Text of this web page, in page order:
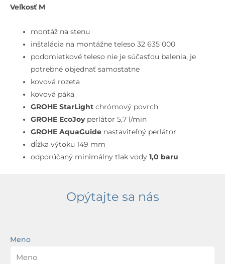
pod
otvorová
inštalácia,
supersteel
Veľkosť M
montáž na stenu
inštalácia na montážne teleso 32 635 000
podomietkové teleso nie je súčasťou balenia, je
potrebné objednať samostatne
kovová rozeta
kovová páka
GROHE StarLightchrómový povrch
GROHE EcoJoyperlátor 5,7 l/min
GROHE AquaGuide nastaviteľný perlátor
dĺžka výtoku 149 mm
odporúčaný minimálny tlak vody 1,0 baru
Opýtajte sa nás
Meno